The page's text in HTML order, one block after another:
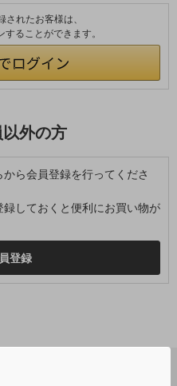
れたお客様は、
ることができます。
外の方
ら会員登録を行ってくださ
しておくと便利にお買い物が